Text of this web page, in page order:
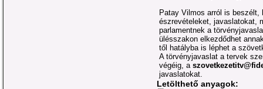
Patay Vilmos arról is
észrevételeket, javaslatokat,
parlamentnek a
ülésszakon elkezdődhet
től hatályba is léphet a
A törvényjavaslat a tervek
végéig, a
javaslatokat.
Letölthető anyagok: